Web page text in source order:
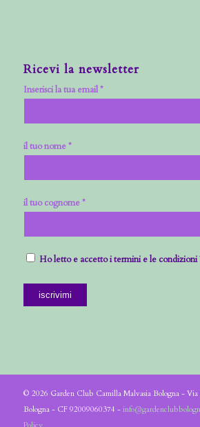
Ricevi la newsletter
Inserisci la tua email *
il tuo nome *
il tuo cognome *
Ho letto e accetto i termini e le condizioni
© 2026 Garden Club Camilla Malvasia Bologna -
Bologna - CF 92009060374 -